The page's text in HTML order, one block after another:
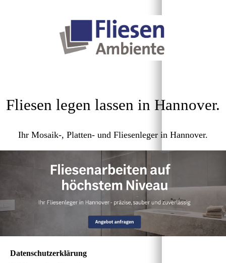
Fliesen legen lassen in Hannover.
Ihr Mosaik-, Platten- und Fliesenleger in Hannover.
Datenschutzerklärung